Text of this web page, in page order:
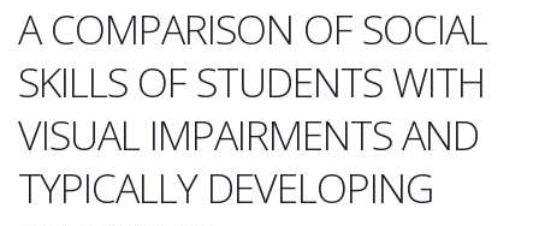
A COMPARISON OF SOCIAL
SKILLS OF STUDENTS WITH
VISUAL IMPAIRMENTS AND
TYPICALLY DEVELOPING